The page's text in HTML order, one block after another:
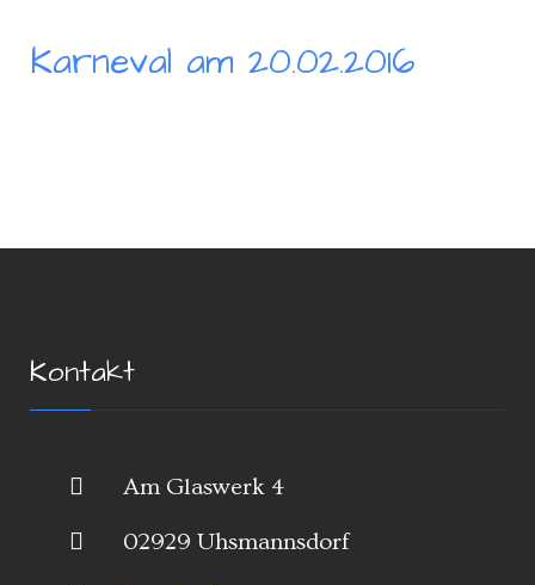
Karneval am 20.02.2016
Kontakt
Am Glaswerk 4
02929 Uhsmannsdorf